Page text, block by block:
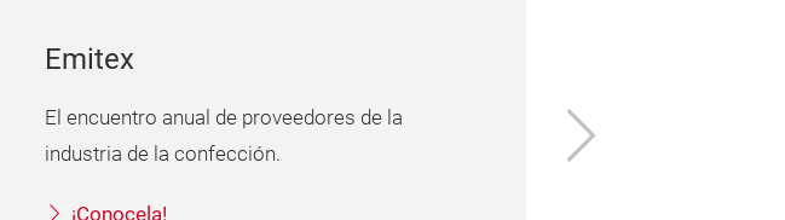
Emitex
El encuentro anual de proveedores de la
industria de la confección.
¡Conocela!